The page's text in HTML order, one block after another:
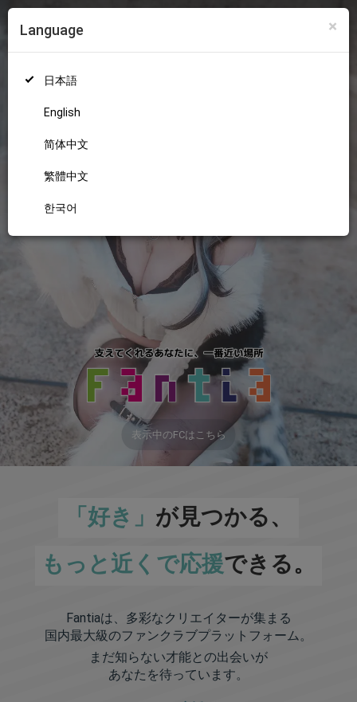
×
Language
日本語
English
简体中文
繁體中文
한국어
18+
表示中のFCはこちら
「好き」 が見つかる、
もっと近くで応援できる。
Fantiaは、多彩なクリエイターが集まる
国内最大級のファンクラブプラットフォーム。
まだ知らない才能との出会いが
あなたを待っています。